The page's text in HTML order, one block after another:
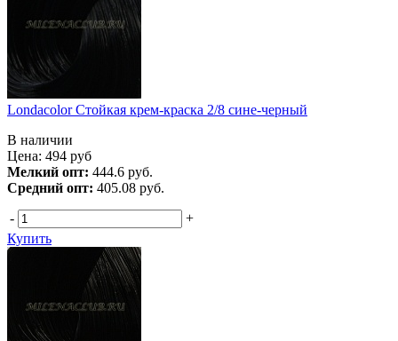
Londacolor Стойкая крем-краска 2/8 сине-черный
В наличии
Цена: 494 руб
Мелкий опт: 444.6 руб.
Средний опт: 405.08 руб.
-
+
Купить